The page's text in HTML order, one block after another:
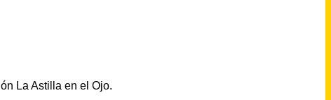
La Astilla en el Ojo.